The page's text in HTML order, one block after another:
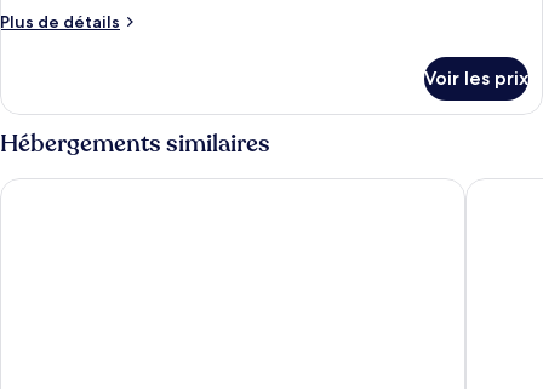
ce
chambre :
Single
Room
Plus de détails
Plus
le
type
de
chambre
Single
Voir les prix
Hébergements similaires
Hamilton Hotel Time